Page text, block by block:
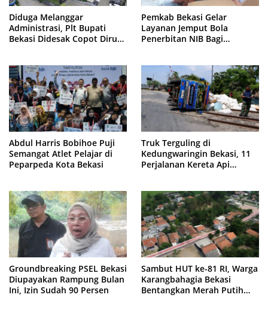
Diduga Melanggar
Administrasi, Plt Bupati
Bekasi Didesak Copot Dirum
Pemkab Bekasi Gelar
Layanan Jemput Bola
Penerbitan NIB Bagi
Abdul Harris Bobihoe Puji
Semangat Atlet Pelajar di
Peparpeda Kota Bekasi
Truk Terguling di
Kedungwaringin Bekasi, 11
Perjalanan Kereta Api
Groundbreaking PSEL Bekasi
Diupayakan Rampung Bulan
Ini, Izin Sudah 90 Persen
Sambut HUT ke-81 RI, Warga
Karangbahagia Bekasi
Bentangkan Merah Putih